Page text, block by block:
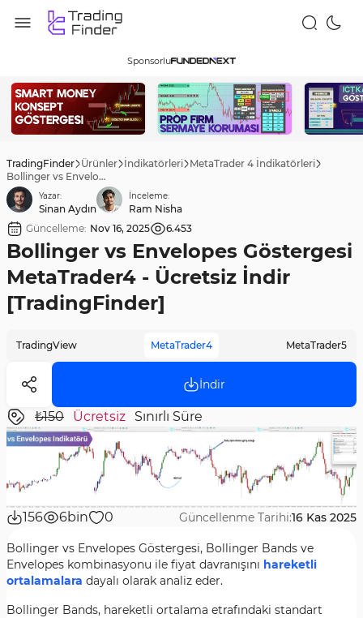
Sponsorlu
TradingFinder Ürünler İndikatörleri MetaTrader 4 İndikatörleri
Bollinger vs Envelopes Göstergesi MetaTrader4 - Ücretsiz İndir [TradingFinder]
Yazar:
Sinan Aydın
İnceleme:
Ram Nisha
Güncelleme: Nov 16, 2025 6.453
Bollinger vs Envelopes Göstergesi
MetaTrader4 - Ücretsiz İndir
[TradingFinder]
TradingView MetaTrader4 MetaTrader5
İndir
₺150 Ücretsiz Sınırlı Süre
156 6bin 0 Güncellenme Tarihi:16 Kas 2025
Bollinger vs Envelopes Göstergesi, Bollinger Bands ve
Envelopes kombinasyonu ile fiyat davranışını hareketli
ortalamalara dayalı olarak analiz eder.
Bollinger Bands, hareketli ortalama etrafındaki standart